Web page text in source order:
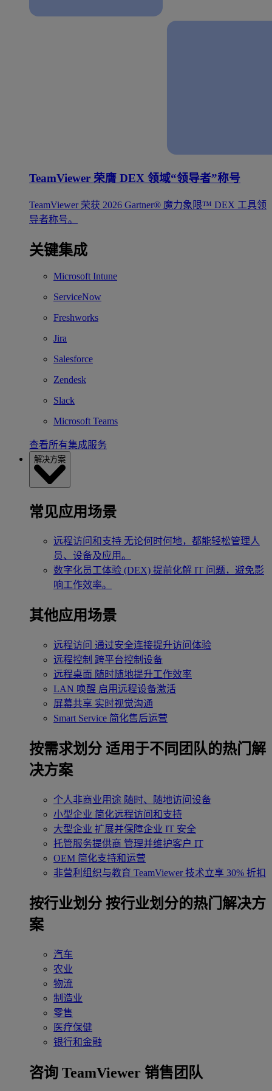
TeamViewer 荣膺 DEX 领域“领导者”称号
TeamViewer 荣获 2026 Gartner® 魔力象限™ DEX 工具领
导者称号。
关键集成
Microsoft Intune
ServiceNow
Freshworks
Jira
Salesforce
Zendesk
Slack
Microsoft Teams
查看所有集成服务
解决方案
常见应用场景
远程访问和支持 无论何时何地，都能轻松管理人
员、设备及应用。
数字化员工体验 (DEX) 提前化解 IT 问题，避免影
响工作效率。
其他应用场景
远程访问 通过安全连接提升访问体验
远程控制 跨平台控制设备
远程桌面 随时随地提升工作效率
LAN 唤醒 启用远程设备激活
屏幕共享 实时视觉沟通
Smart Service 简化售后运营
按需求划分 适用于不同团队的热门解
决方案
个人非商业用途 随时、随地访问设备
小型企业 简化远程访问和支持
大型企业 扩展并保障企业 IT 安全
托管服务提供商 管理并维护客户 IT
OEM 简化支持和运营
非营利组织与教育 TeamViewer 技术立享 30% 折扣
‌按行业划分 按行业划分的热门解决方
案
汽车
农业
物流
制造业
零售
医疗保健
银行和金融
咨询 TeamViewer 销售团队